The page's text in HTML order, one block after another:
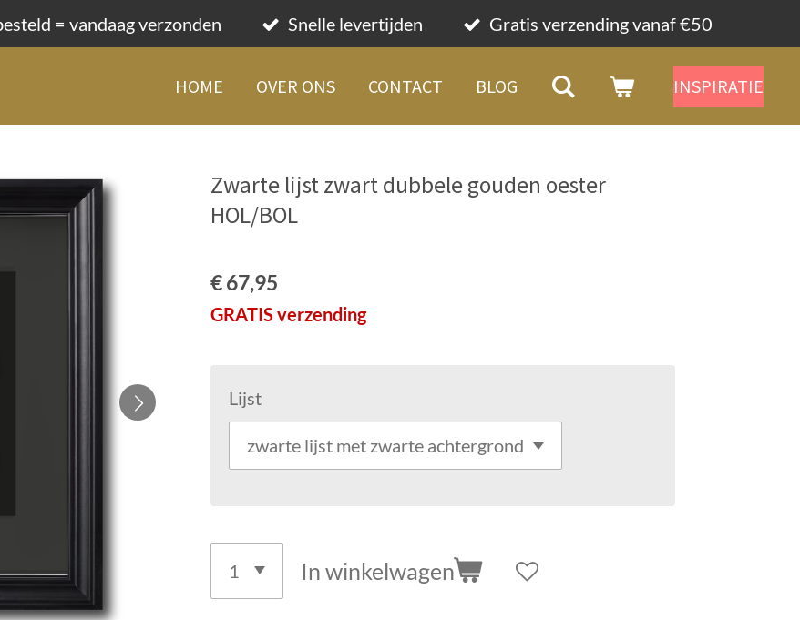
= vandaag verzonden Snelle levertijden Gratis verzending vanaf €50
HOME OVER ONS CONTACT BLOG INSPIRATIE
Zwarte lijst zwart dubbele gouden oester
HOL/BOL
€ 67,95
GRATIS verzending
Lijst
In winkelwagen